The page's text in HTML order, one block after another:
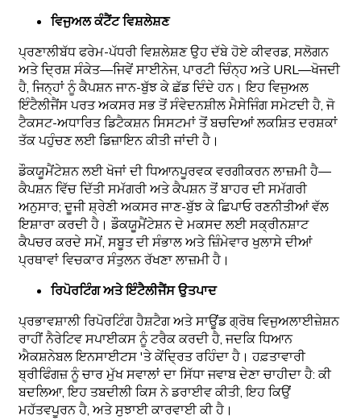
ਵਿਜੁਅਲ ਕੰਟੈਂਟ ਵਿਸ਼ਲੇਸ਼ਣ
ਪ੍ਰਣਾਲੀਬੱਧ ਫਰੇਮ-ਪੱਧਰੀ ਵਿਸ਼ਲੇਸ਼ਣ ਉਹ ਦੱਬੇ ਹੋਏ ਕੀਵਰਡ, ਸਲੋਗਨ
ਅਤੇ ਦ੍ਰਿਸ਼ ਸੰਕੇਤ—ਜਿਵੇਂ ਸਾਈਨੇਜ, ਪਾਰਟੀ ਚਿੰਨ੍ਹ ਅਤੇ URL—ਖੋਜਦੀ
ਹੈ, ਜਿਨ੍ਹਾਂ ਨੂੰ ਕੈਪਸ਼ਨ ਜਾਨ-ਬੁੱਝ ਕੇ ਛੱਡ ਦਿੰਦੇ ਹਨ। ਇਹ ਵਿਜੁਅਲ
ਇੰਟੈਲੀਜੈਂਸ ਪਰਤ ਅਕਸਰ ਸਭ ਤੋਂ ਸੰਵੇਦਨਸ਼ੀਲ ਮੈਸੇਜਿੰਗ ਸਮੇਟਦੀ ਹੈ, ਜੋ
ਟੈਕਸਟ-ਅਧਾਰਿਤ ਡਿਟੈਕਸ਼ਨ ਸਿਸਟਮਾਂ ਤੋਂ ਬਚਦਿਆਂ ਲਕਸ਼ਿਤ ਦਰਸ਼ਕਾਂ
ਤੱਕ ਪਹੁੰਚਣ ਲਈ ਡਿਜ਼ਾਇਨ ਕੀਤੀ ਜਾਂਦੀ ਹੈ।
ਡੌਕਯੂਮੈਂਟੇਸ਼ਨ ਲਈ ਖੋਜਾਂ ਦੀ ਧਿਆਨਪੂਰਵਕ ਵਰਗੀਕਰਨ ਲਾਜ਼ਮੀ ਹੈ—
ਕੈਪਸ਼ਨ ਵਿੱਚ ਦਿੱਤੀ ਸਮੱਗਰੀ ਅਤੇ ਕੈਪਸ਼ਨ ਤੋਂ ਬਾਹਰ ਦੀ ਸਮੱਗਰੀ
ਅਨੁਸਾਰ; ਦੂਜੀ ਸ਼੍ਰੇਣੀ ਅਕਸਰ ਜਾਣ-ਬੁੱਝ ਕੇ ਛਿਪਾਓ ਰਣਨੀਤੀਆਂ ਵੱਲ
ਇਸ਼ਾਰਾ ਕਰਦੀ ਹੈ। ਡੌਕਯੂਮੈਂਟੇਸ਼ਨ ਦੇ ਮਕਸਦ ਲਈ ਸਕ੍ਰੀਨਸ਼ਾਟ
ਕੈਪਚਰ ਕਰਦੇ ਸਮੇਂ, ਸਬੂਤ ਦੀ ਸੰਭਾਲ ਅਤੇ ਜ਼ਿੰਮੇਵਾਰ ਖੁਲਾਸੇ ਦੀਆਂ
ਪ੍ਰਥਾਵਾਂ ਵਿਚਕਾਰ ਸੰਤੁਲਨ ਰੱਖਣਾ ਲਾਜ਼ਮੀ ਹੈ।
ਰਿਪੋਰਟਿੰਗ ਅਤੇ ਇੰਟੈਲੀਜੈਂਸ ਉਤਪਾਦ
ਪ੍ਰਭਾਵਸ਼ਾਲੀ ਰਿਪੋਰਟਿੰਗ ਹੈਸ਼ਟੈਗ ਅਤੇ ਸਾਊਂਡ ਗ੍ਰੋਥ ਵਿਜੁਅਲਾਈਜ਼ੇਸ਼ਨ
ਰਾਹੀਂ ਨੈਰੇਟਿਵ ਸਪਾਈਕਸ ਨੂੰ ਟਰੈਕ ਕਰਦੀ ਹੈ, ਜਦਕਿ ਧਿਆਨ
ਐਕਸ਼ਨੇਬਲ ਇਨਸਾਈਟਸ 'ਤੇ ਕੇਂਦ੍ਰਿਤ ਰਹਿੰਦਾ ਹੈ। ਹਫ਼ਤਾਵਾਰੀ
ਬ੍ਰੀਫਿੰਗਜ਼ ਨੂੰ ਚਾਰ ਮੁੱਖ ਸਵਾਲਾਂ ਦਾ ਸਿੱਧਾ ਜਵਾਬ ਦੇਣਾ ਚਾਹੀਦਾ ਹੈ: ਕੀ
ਬਦਲਿਆ, ਇਹ ਤਬਦੀਲੀ ਕਿਸ ਨੇ ਡਰਾਈਵ ਕੀਤੀ, ਇਹ ਕਿਉਂ
ਮਹੱਤਵਪੂਰਨ ਹੈ, ਅਤੇ ਸੁਝਾਈ ਕਾਰਵਾਈ ਕੀ ਹੈ।